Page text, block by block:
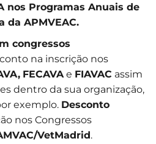
nos Programas Anuais de
da APMVEAC.
congressos
na inscrição nos
FECAVAe FIAVAC assim
dentro da sua organização,
exemplo. Desconto
nos Congressos
VetMadrid.